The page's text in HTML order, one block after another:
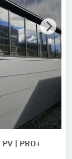
| PRO+